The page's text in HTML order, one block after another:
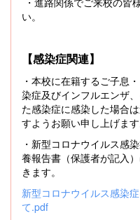
い。
【感染症関連】
・本校に在籍するご子息
染症及びインフルエンザ
た感染症に感染した場合
すようお願い申し上げます
・新型コロナウイルス感
養報告書（保護者が記入
きます。
新型コロナウイルス感染
て.pdf